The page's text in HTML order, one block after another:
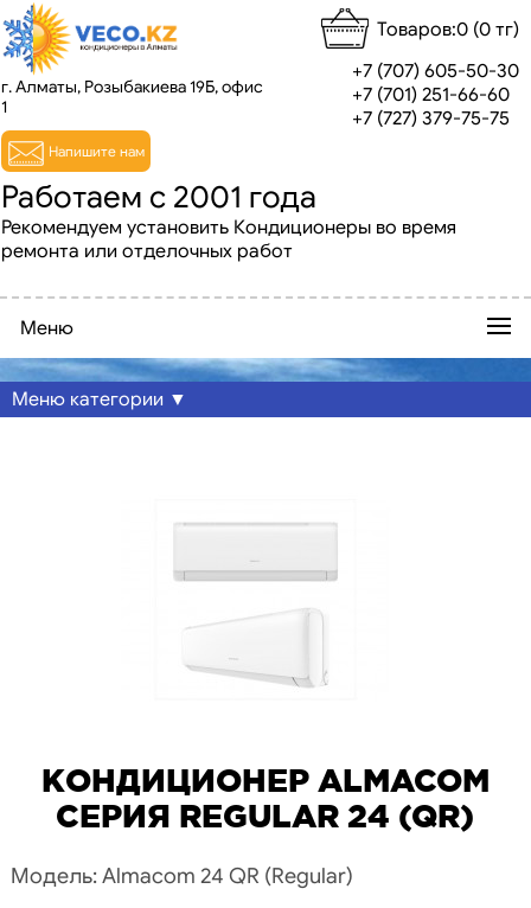
Работаем с 2001 года
Рекомендуем установить Кондиционеры во время
ремонта или отделочных работ
Товаров:0 (0 тг)
г. Алматы, Розыбакиева 19Б, офис
1
Напишите нам
+7 (707) 605-50-30
+7 (701) 251-66-60
+7 (727) 379-75-75
Меню
Меню категории ▼
КОНДИЦИОНЕР ALMACOM
СЕРИЯ REGULAR 24 (QR)
Модель: Almacom 24 QR (Regular)